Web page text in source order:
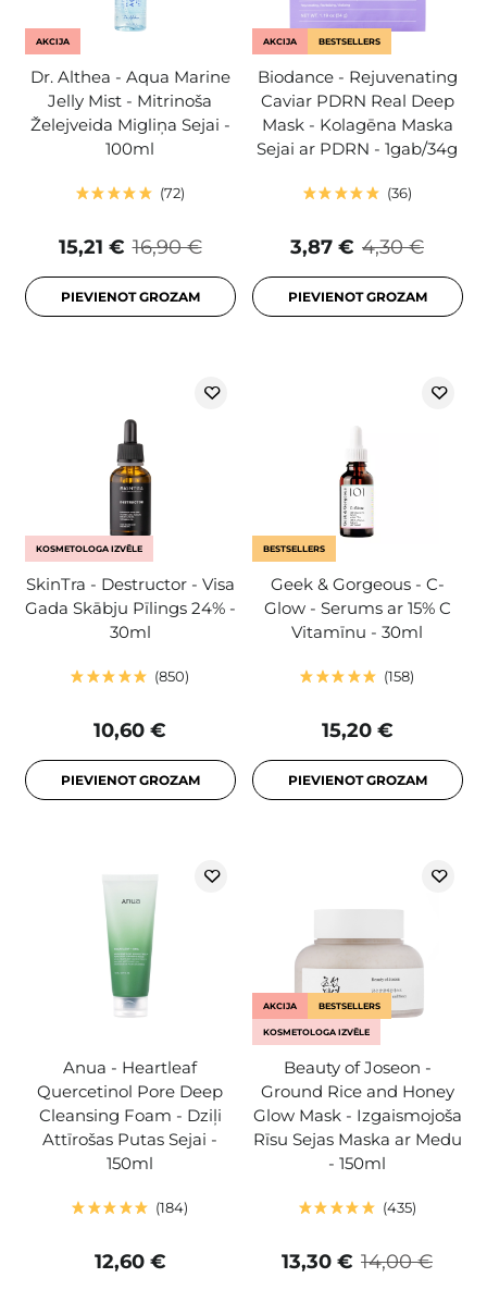
AKCIJA
Dr. Althea - Aqua Marine
Jelly Mist - Mitrinoša
Želejveida Migliņa Sejai -
100ml
72
16,90 €
15,21 €
PIEVIENOT GROZAM
AKCIJA BESTSELLERS
Biodance - Rejuvenating
Caviar PDRN Real Deep
Mask - Kolagēna Maska
Sejai ar PDRN - 1gab/34g
36
4,30 €
3,87 €
PIEVIENOT GROZAM
KOSMETOLOGA IZVĒLE
SkinTra - Destructor - Visa
Gada Skābju Pīlings 24% -
30ml
850
10,60 €
PIEVIENOT GROZAM
BESTSELLERS
Geek & Gorgeous - C-
Glow - Serums ar 15% C
Vitamīnu - 30ml
158
15,20 €
PIEVIENOT GROZAM
Anua - Heartleaf
Quercetinol Pore Deep
Cleansing Foam - Dziļi
Attīrošas Putas Sejai -
150ml
184
12,60 €
AKCIJA BESTSELLERS
KOSMETOLOGA IZVĒLE
Beauty of Joseon -
Ground Rice and Honey
Glow Mask - Izgaismojoša
Rīsu Sejas Maska ar Medu
- 150ml
435
14,00 €
13,30 €